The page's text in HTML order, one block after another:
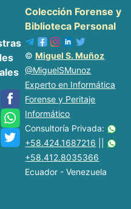
Colección Forense y
Biblioteca Personal
©Miguel S. Muñoz
@MiguelSMunoz
Experto en Informática
Forense y Peritaje
Informático
Consultoría Privada:
+58.424.1687216
+58.412.8035366
Ecuador - Venezuela